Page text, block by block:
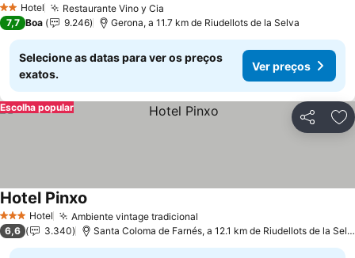
2 Estrelas
Hotel Restaurante Vino y Cia
7,7 Boa 9.246 Gerona, a 11.7 km de Riudellots de la Selva
Selecione as datas para ver os preços
exatos.
Ver preços
Partilhar
Escolha popular
3 EstrelasHotel Ambiente vintage tradicional
Hotel Pinxo
6,6 3.340 Santa Coloma de Farnés, a 12.1 km de Riudellots de la Selva